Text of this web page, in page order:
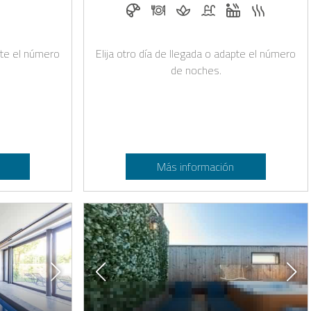
el número
Elija otro día de llegada o adapte el número
de noches.
Más información